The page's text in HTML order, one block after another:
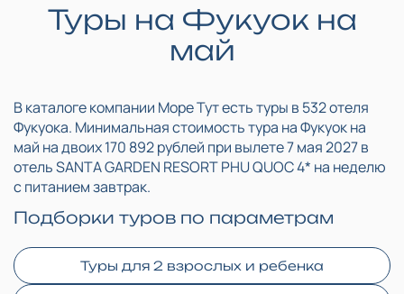
Туры на Фукуок на
май
В каталоге компании Море Тут есть туры в 532 отеля
Фукуока. Минимальная стоимость тура на Фукуок на
май на двоих170 892рублей при вылете7 мая 2027в
отельSANTA GARDEN RESORT PHU QUOC4* на неделю
с питаниемзавтрак.
Подборки туров по параметрам
Туры для 2 взрослых и ребенка